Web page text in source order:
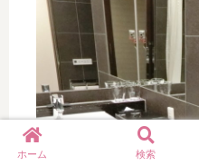
ホーム 検索